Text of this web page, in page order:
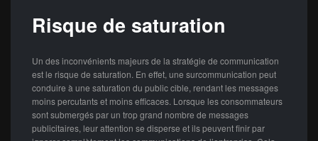
Risque de saturation
Un des inconvénients majeurs de la stratégie de communication
est le risque de saturation. En effet, une surcommunication peut
conduire à une saturation du public cible, rendant les messages
moins percutants et moins efficaces. Lorsque les consommateurs
sont submergés par un trop grand nombre de messages
publicitaires, leur attention se disperse et ils peuvent finir par